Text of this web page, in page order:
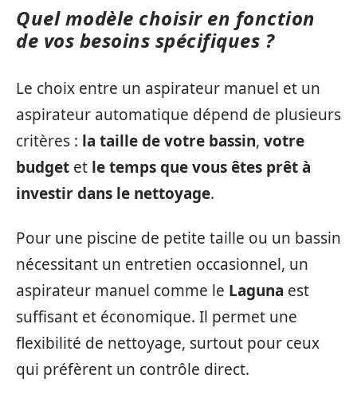
Quel modèle choisir en fonction
de vos besoins spécifiques ?
Le choix entre un aspirateur manuel et un
aspirateur automatique dépend de plusieurs
critères : la taille de votre bassin, votre
budget et le temps que vous êtes prêt à
investir dans le nettoyage.
Pour une piscine de petite taille ou un bassin
nécessitant un entretien occasionnel, un
aspirateur manuel comme le Laguna est
suffisant et économique. Il permet une
flexibilité de nettoyage, surtout pour ceux
qui préfèrent un contrôle direct.